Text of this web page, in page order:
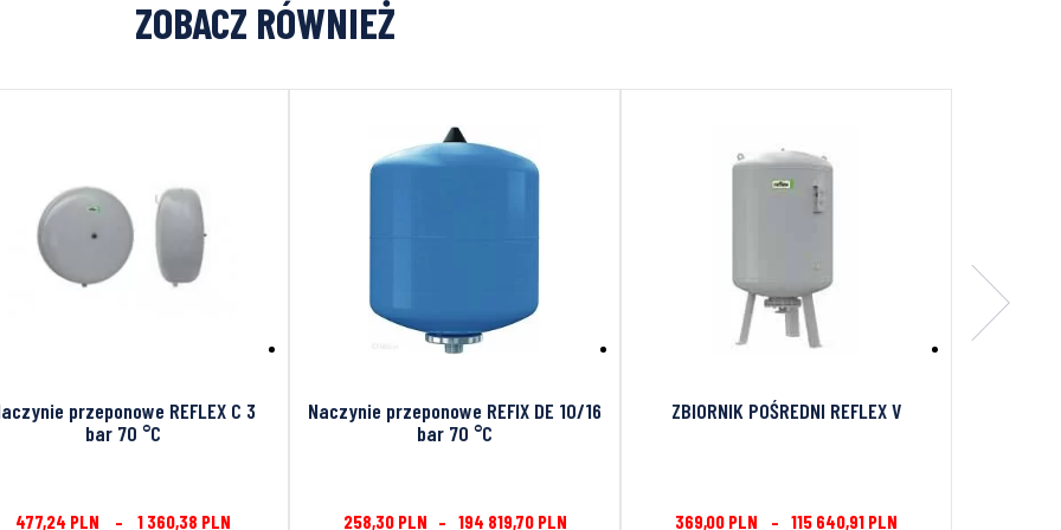
ZOBACZ RÓWNIEŻ
przeponowe REFLEX C 3
bar 70 °C
477,24 PLN – 1 360,38 PLN
Naczynie przeponowe REFIX DE 10/16
bar 70 °C
258,30 PLN – 194 819,70 PLN
ZBIORNIK POŚREDNI REFLEX V
369,00 PLN – 115 640,91 PLN